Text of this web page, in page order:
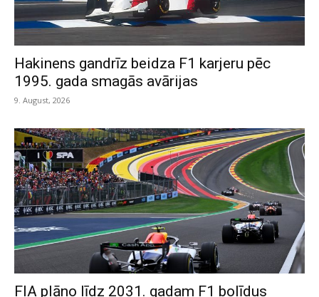
Hakinens gandrīz beidza F1 karjeru pēc
1995. gada smagās avārijas
9. August, 2026
FIA plāno līdz 2031. gadam F1 bolīdus